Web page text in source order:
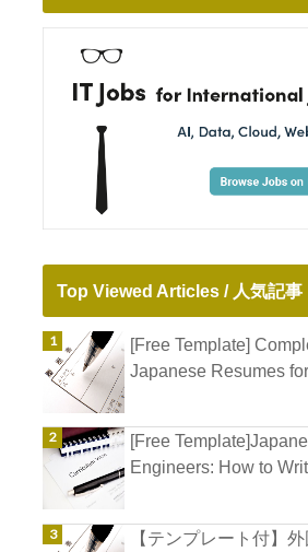
Top Viewed Articles / 人気記事
[Free Template]
Japanese Resumes
[Free
Engineers: How to
【テンプレート付】